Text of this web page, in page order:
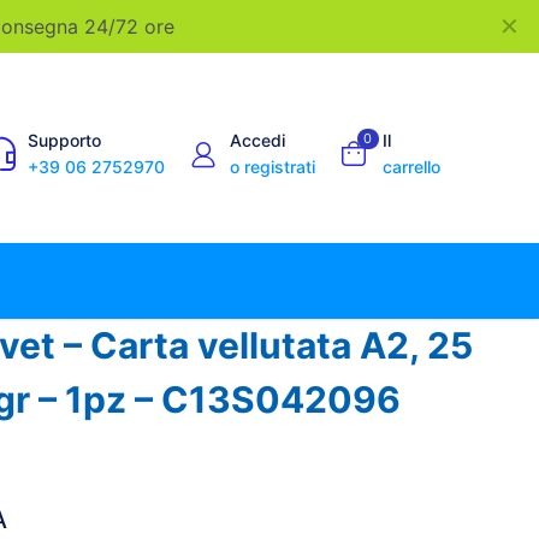
24/72 ore ✕
Supporto
+39 06 2752970
Accedi
o registrati
0
Il
carrello
– Carta vellutata A2, 25
– 1pz – C13S042096